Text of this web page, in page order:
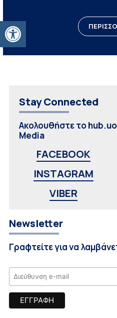
Ανοίξτε τη γραμμή εργαλείων
Stay Connected
Ακολουθήστε το
Media
FACEBOOK
INSTAGRAM
VIBER
Newsletter
Γραφτείτε για να